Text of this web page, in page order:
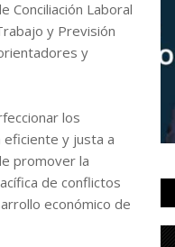
Conciliación Laboral
y Previsión
y
los
eficiente y justa a
promover la
de conflictos
económico de